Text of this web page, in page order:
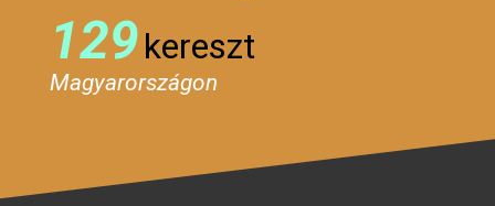
129kereszt
Magyarországon